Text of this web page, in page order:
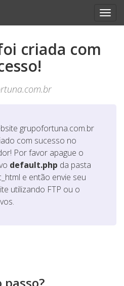
criada com
grupofortuna.com.br
com sucesso no
Por favor apague o
default.php da pasta
e então envie seu
utilizando FTP ou o